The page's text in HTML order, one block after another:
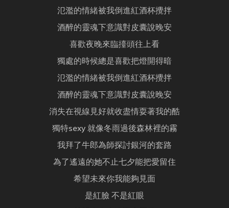
氾濫的情緒被我倒進紅酒杯攪拌
酒醉的靈魂下意識對皮囊說晚安
喜歡夜晚來臨擡頭往上看
獨處的時候總是喜歡把燈開得暗
氾濫的情緒被我倒進紅酒杯攪拌
酒醉的靈魂下意識對皮囊說晚安
消失在視線見好就收盡情耍著我的酷
獨特sexy 就像冬雨過後森林裡的霧
我拜了牛郎為師探討銀河的套路
為了遙遠的她不止七夕能把愛留住
希望未來你我能夠見面
是紅臉 不是紅眼